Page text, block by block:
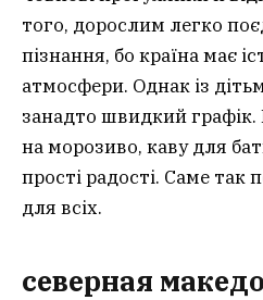
того, дорослим легко
пізнання, бо країна має
атмосфери. Однак із
занадто швидкий
на морозиво, каву для
прості радості. Саме так
для всіх.
северная